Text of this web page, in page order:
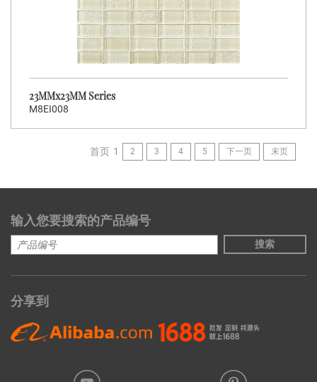
23MMx23MM Series
M8EI008
首页 1 2 3 4 5 下一页 末页
输入您要搜索的产品编号
搜索
分享到